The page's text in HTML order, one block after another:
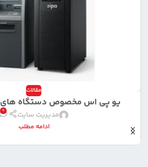
مقالات
یو پی اس مخصوص دستگاه های ATM عابر بانک
مدیریت سایت 0
ادامه مطلب